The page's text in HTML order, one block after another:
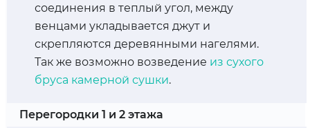
соединения в теплый угол, между
венцами укладывается джут и
скрепляются деревянными нагелями.
Так же возможно возведение из сухого
бруса камерной сушки.
Перегородки 1 и 2 этажа